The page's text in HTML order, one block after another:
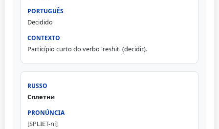
Decidido
Particípio curto do verbo 'reshit' (decidir).
Сплетни
[SPLIET-ni]